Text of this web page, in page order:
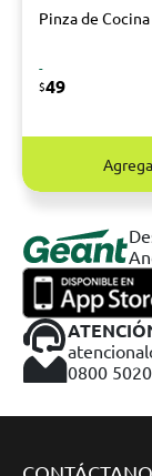
Pinza de Cocina
-
$49
0800 5020